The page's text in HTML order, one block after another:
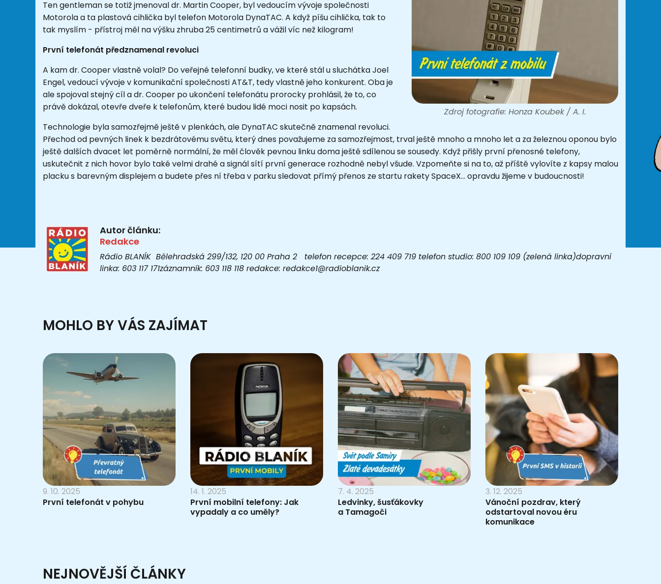
Zdroj fotografie: Honza Koubek / A. I.
Ten gentleman se totiž jmenoval dr. Martin Cooper, byl vedoucím vývoje společnosti
Motorola a ta plastová cihlička byl telefon Motorola DynaTAC. A když píšu cihlička, tak to
tak myslím - přístroj měl na výšku zhruba 25 centimetrů a vážil víc než kilogram!
První telefonát předznamenal revoluci
A kam dr. Cooper vlastně volal? Do veřejné telefonní budky, ve které stál u sluchátka Joel
Engel, vedoucí vývoje v komunikační společnosti AT&T, tedy vlastně jeho konkurent. Oba je
ale spojoval stejný cíl a dr. Cooper po ukončení telefonátu prorocky prohlásil, že to, co
právě dokázal, otevře dveře k telefonům, které budou lidé moci nosit po kapsách.
Technologie byla samozřejmě ještě v plenkách, ale DynaTAC skutečně znamenal revoluci.
Přechod od pevných linek k bezdrátovému světu, který dnes považujeme za samozřejmost, trval ještě mnoho a mnoho let a za železnou oponou bylo
ještě dalších dvacet let poměrně normální, že měl člověk pevnou linku doma ještě sdílenou se sousedy. Když přišly první přenosné telefony,
uskutečnit z nich hovor bylo také velmi drahé a signál sítí první generace rozhodně nebyl všude. Vzpomeňte si na to, až příště vylovíte z kapsy malou
placku s barevným displejem a budete přes ní třeba v parku sledovat přímý přenos ze startu rakety SpaceX... opravdu žijeme v budoucnosti!
Autor článku:
Redakce
Rádio BLANÍK Bělehradská 299/132, 120 00 Praha 2 telefon recepce: 224 409 719 telefon studio: 800 109 109 (zelená linka)dopravní
linka: 603 117 171záznamník: 603 118 118 redakce: redakce1@radioblanik.cz
MOHLO BY VÁS ZAJÍMAT
9. 10. 2025
První telefonát v pohybu
14. 1. 2025
První mobilní telefony: Jak
vypadaly a co uměly?
7. 4. 2025
Ledvinky, šusťákovky
a Tamagoči
3. 12. 2025
Vánoční pozdrav, který
odstartoval novou éru
komunikace
NEJNOVĚJŠÍ ČLÁNKY